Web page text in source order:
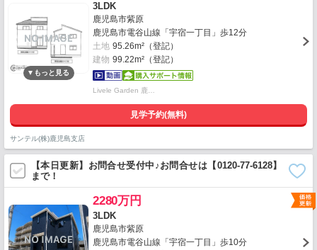
3LDK
鹿児島市紫原
鹿児島市電谷山線「宇宿一丁目」歩12分
土地 95.26m²（登記）
建物 99.22m²（登記）
Livele Garden 鹿…
見学予約(無料)
サンテル(株)鹿児島支店
【本日更新】お問合せ受付中♪お問合せは【0120-77-6128】
まで！
2280万円
3LDK
鹿児島市紫原
鹿児島市電谷山線「宇宿一丁目」歩10分